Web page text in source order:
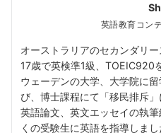
英語教育コン
オーストラリアのセカンダリー
17歳で英検準1級、TOEIC920
ウェーデンの大学、大学院に
び、博士課程にて「移民排斥」
英語論文、英文エッセイの執
くの受験生に英語を指導しま